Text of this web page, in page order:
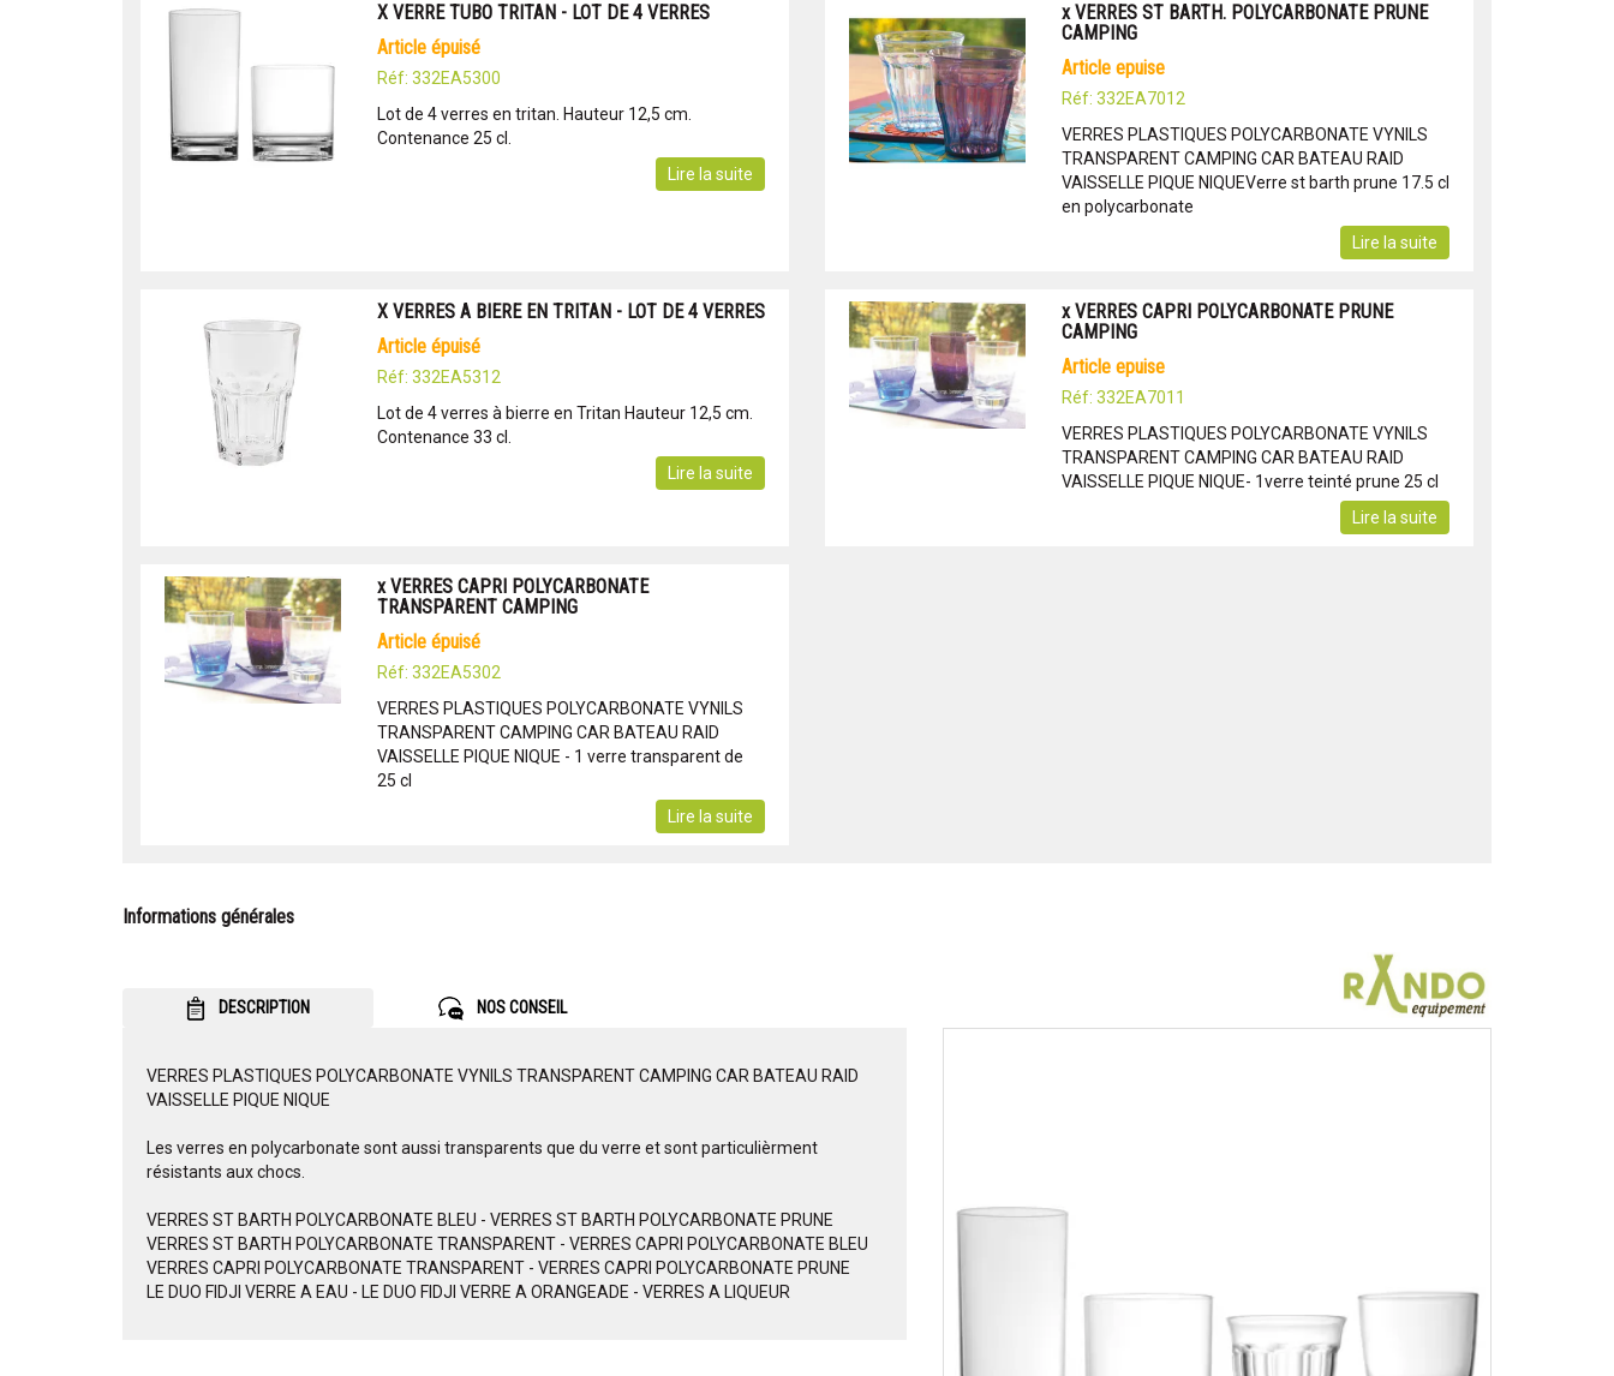
X VERRE TUBO TRITAN - LOT DE 4 VERRES
article épuisé
Réf: 332EA5300
Lot de 4 verres en tritan. Hauteur 12,5 cm.
Contenance 25 cl.
Lire la suite
x VERRES ST BARTH. POLYCARBONATE PRUNE
CAMPING
article epuise
Réf: 332EA7012
VERRES PLASTIQUES POLYCARBONATE VYNILS
TRANSPARENT CAMPING CAR BATEAU RAID
VAISSELLE PIQUE NIQUEVerre st barth prune 17.5 cl
en polycarbonate
Lire la suite
X VERRES A BIERE EN TRITAN - LOT DE 4 VERRES
article épuisé
Réf: 332EA5312
Lot de 4 verres à bierre en Tritan Hauteur 12,5 cm.
Contenance 33 cl.
Lire la suite
x VERRES CAPRI POLYCARBONATE PRUNE
CAMPING
article epuise
Réf: 332EA7011
VERRES PLASTIQUES POLYCARBONATE VYNILS
TRANSPARENT CAMPING CAR BATEAU RAID
VAISSELLE PIQUE NIQUE- 1verre teinté prune 25 cl
Lire la suite
x VERRES CAPRI POLYCARBONATE
TRANSPARENT CAMPING
article épuisé
Réf: 332EA5302
VERRES PLASTIQUES POLYCARBONATE VYNILS
TRANSPARENT CAMPING CAR BATEAU RAID
VAISSELLE PIQUE NIQUE - 1 verre transparent de
25 cl
Lire la suite
Informations générales
DESCRIPTION NOS CONSEIL
VERRES PLASTIQUES POLYCARBONATE VYNILS TRANSPARENT CAMPING CAR BATEAU RAID
VAISSELLE PIQUE NIQUE
Les verres en polycarbonate sont aussi transparents que du verre et sont particulièrment
résistants aux chocs.
VERRES ST BARTH POLYCARBONATE BLEU - VERRES ST BARTH POLYCARBONATE PRUNE
VERRES ST BARTH POLYCARBONATE TRANSPARENT - VERRES CAPRI POLYCARBONATE BLEU
VERRES CAPRI POLYCARBONATE TRANSPARENT - VERRES CAPRI POLYCARBONATE PRUNE
LE DUO FIDJI VERRE A EAU - LE DUO FIDJI VERRE A ORANGEADE - VERRES A LIQUEUR